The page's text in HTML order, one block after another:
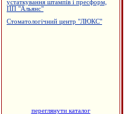
устаткування штампів і пресформ,
ПП "Альянс"
Стоматологічний центр "ЛЮКС"
переглянути каталог